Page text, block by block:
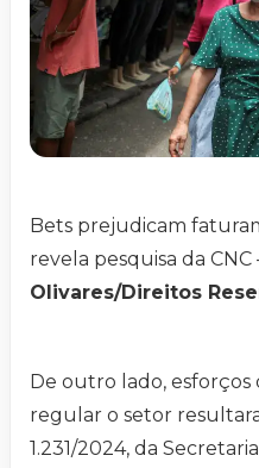
Bets prejudicam
revela pesquisa da CNC
Olivares/Direitos
De outro lado,
regular o setor
1.231/2024, da